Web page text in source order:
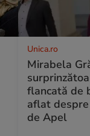
Unica.ro
Mirabela
flancată de
aflat
de Apel